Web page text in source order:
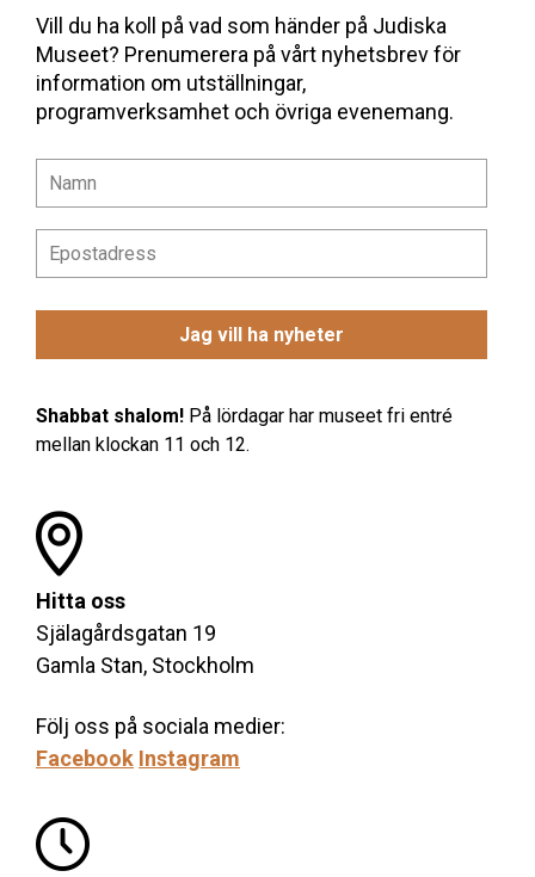
Vill du ha koll på vad som händer på Judiska
Museet? Prenumerera på vårt nyhetsbrev för
information om utställningar,
programverksamhet och övriga evenemang.
Shabbat shalom! På lördagar har museet fri entré
mellan klockan 11 och 12.
Hitta oss
Själagårdsgatan 19
Gamla Stan, Stockholm
Följ oss på sociala medier:
Facebook Instagram